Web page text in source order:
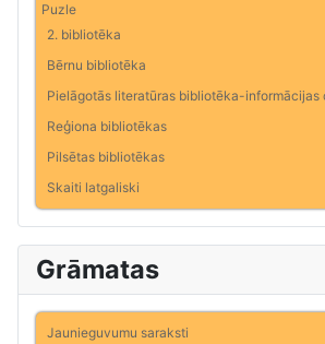
Puzle
2. bibliotēka
Bērnu bibliotēka
Pielāgotās literatūras bibliotēka-informācijas
Reģiona bibliotēkas
Pilsētas bibliotēkas
Skaiti latgaliski
Grāmatas
Jaunieguvumu saraksti